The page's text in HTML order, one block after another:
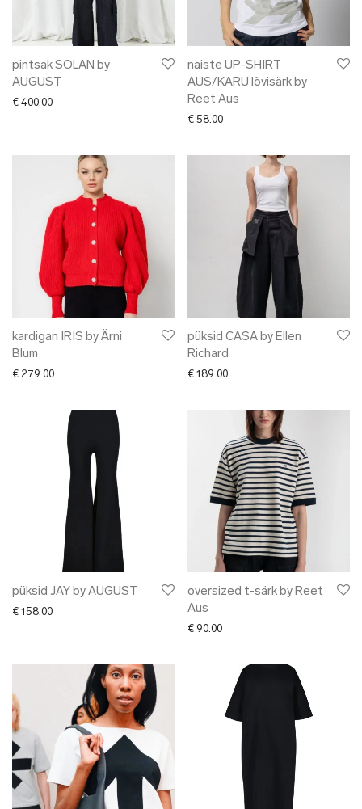
pintsak SOLAN by
AUGUST
€ 400.00
naiste UP-SHIRT
AUS/KARU lõvisärk by
Reet Aus
€ 58.00
kardigan IRIS by Ärni
Blum
€ 279.00
püksid CASA by Ellen
Richard
€ 189.00
püksid JAY by AUGUST
€ 158.00
oversized t-särk by Reet
Aus
€ 90.00